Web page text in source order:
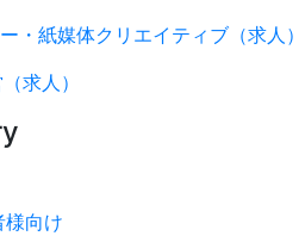
・紙媒体クリエイティブ（求人）
求人）
様向け